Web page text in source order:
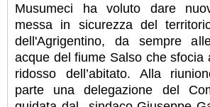
Musumeci ha voluto dare
messa in sicurezza del
dell'Agrigentino, da sempre
acque del fiume Salso che sfocia
ridosso dell’abitato. Alla
parte una delegazione del